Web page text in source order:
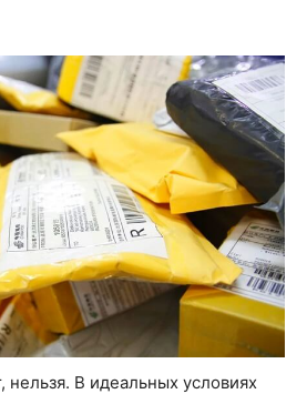
нельзя. В идеальных условиях